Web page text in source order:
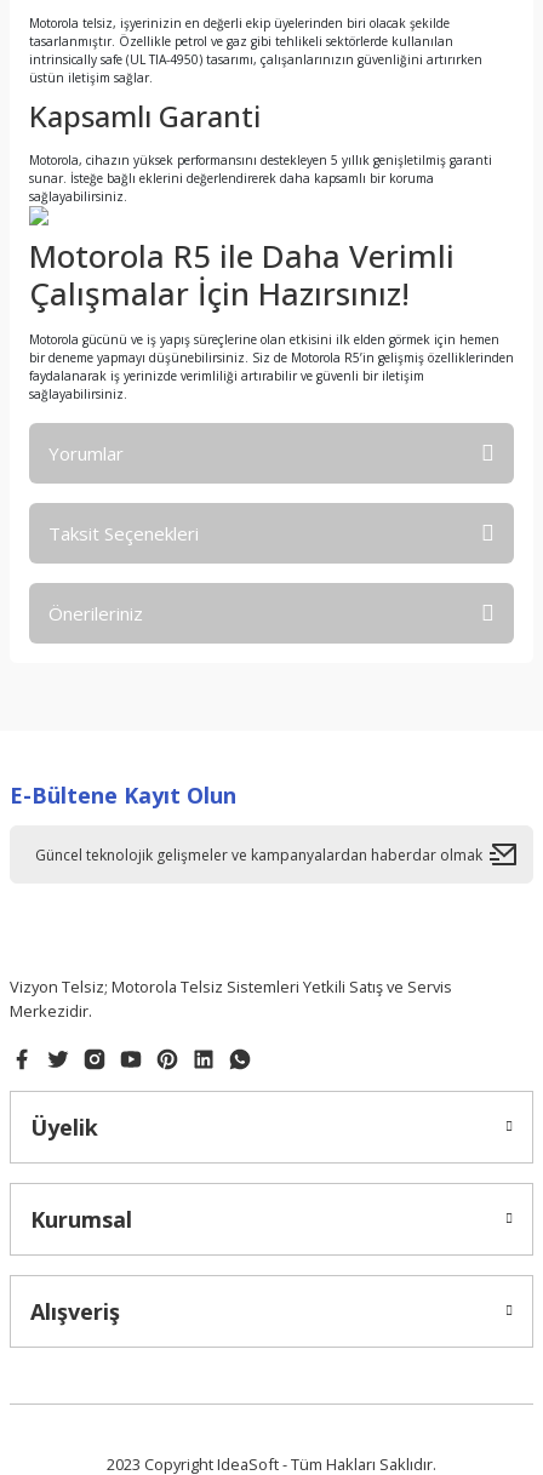
Motorola telsiz, işyerinizin en değerli ekip üyelerinden biri olacak şekilde
tasarlanmıştır. Özellikle petrol ve gaz gibi tehlikeli sektörlerde kullanılan
intrinsically safe (UL TIA-4950) tasarımı, çalışanlarınızın güvenliğini artırırken
üstün iletişim sağlar.
Kapsamlı Garanti
Motorola, cihazın yüksek performansını destekleyen 5 yıllık genişletilmiş garanti
sunar. İsteğe bağlı eklerini değerlendirerek daha kapsamlı bir koruma
sağlayabilirsiniz.
Motorola R5 ile Daha Verimli
Çalışmalar İçin Hazırsınız!
Motorola gücünü ve iş yapış süreçlerine olan etkisini ilk elden görmek için hemen
bir deneme yapmayı düşünebilirsiniz. Siz de Motorola R5’in gelişmiş özelliklerinden
faydalanarak iş yerinizde verimliliği artırabilir ve güvenli bir iletişim
sağlayabilirsiniz.
Yorumlar
Taksit Seçenekleri
Önerileriniz
Ürün resmi kalitesiz, bozuk veya görüntülenemiyor.
E-Bültene Kayıt Olun
Vizyon Telsiz; Motorola Telsiz Sistemleri Yetkili Satış ve Servis
Merkezidir.
Üyelik
Kurumsal
Alışveriş
2023 Copyright IdeaSoft - Tüm Hakları Saklıdır.